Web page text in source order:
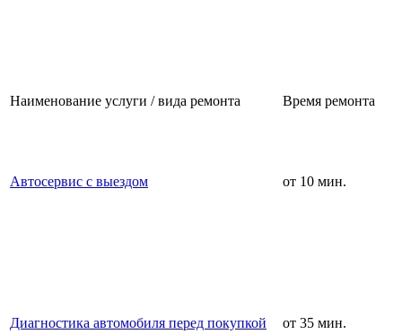
Наименование услуги / вида ремонта Время ремонта
Автосервис с выездом от 10 мин.
Диагностика автомобиля перед покупкой от 35 мин.